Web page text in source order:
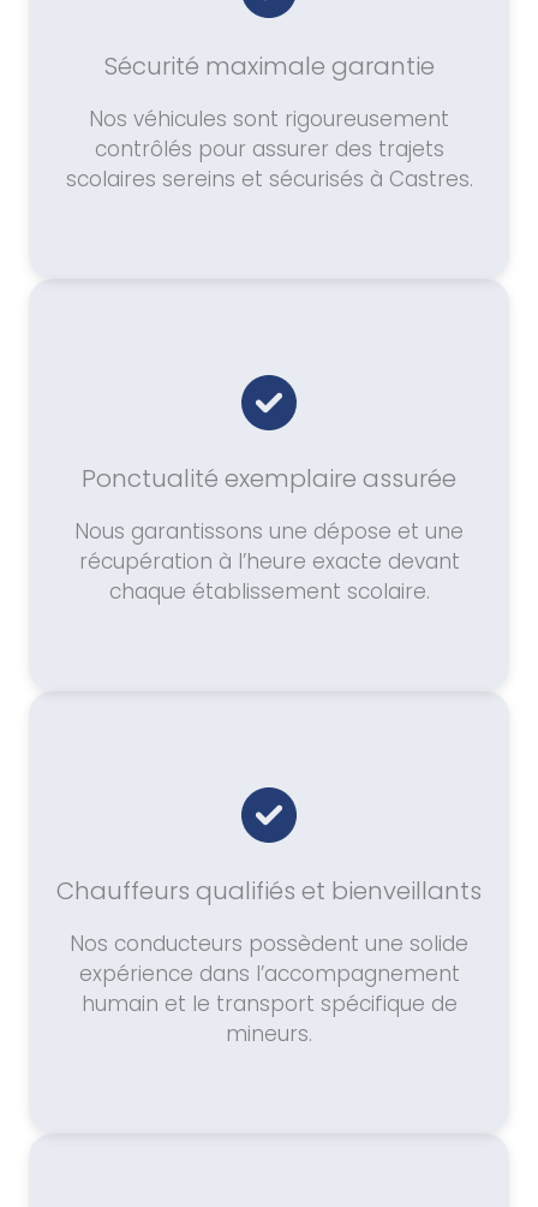
Sécurité maximale garantie
Nos véhicules sont rigoureusement
contrôlés pour assurer des trajets
scolaires sereins et sécurisés à Castres.
Ponctualité exemplaire assurée
Nous garantissons une dépose et une
récupération à l’heure exacte devant
chaque établissement scolaire.
Chauffeurs qualifiés et bienveillants
Nos conducteurs possèdent une solide
expérience dans l’accompagnement
humain et le transport spécifique de
mineurs.